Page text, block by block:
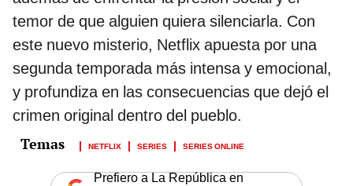
temor de que alguien quiera silenciarla. Con
este nuevo misterio, Netflix apuesta por una
segunda temporada más intensa y emocional,
y profundiza en las consecuencias que dejó el
crimen original dentro del pueblo.
NETFLIX SERIES SERIES ONLINE
Prefiero a La República en